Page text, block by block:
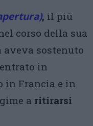
, il più
corso della sua
sostenuto
in
in Francia e in
a ritirarsi